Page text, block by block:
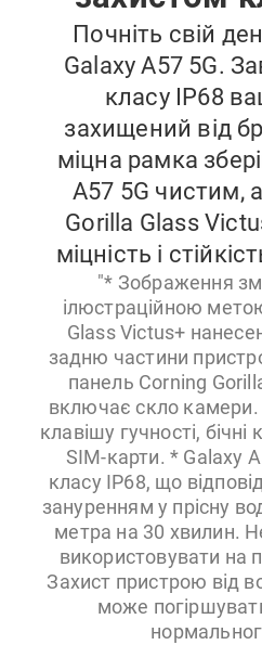
Почніть свій
Galaxy A57 5G.
класу IP68
захищений від
міцна рамка
A57 5G чистим,
Gorilla Glass
міцність і
"* Зображення
ілюстраційною
Glass Victus+
задню частини
панель Corning
включає скло
клавішу гучності,
SIM-карти. * Galaxy
класу IP68, що
зануренням у прісну
метра на 30 хвилин.
використовувати на
Захист пристрою від
може